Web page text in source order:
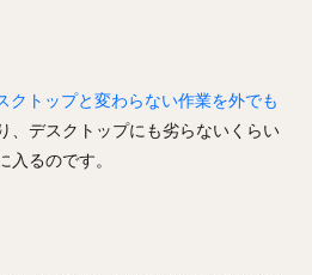
クトップと変わらない作業を外でも
、デスクトップにも劣らないくらい
るのです。